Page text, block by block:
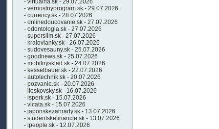
- virtualna.sk - 29.07.2026
- vernostnyprogram.sk - 29.07.2026
- currency.sk - 28.07.2026
- onlinedoucovanie.sk - 27.07.2026
- odontologia.sk - 27.07.2026
- superslim.sk - 27.07.2026
- kralovianky.sk - 26.07.2026
- sudovesauny.sk - 25.07.2026
- goodnews.sk - 25.07.2026
- mobilnysklad.sk - 24.07.2026
- kesselbauer.sk - 22.07.2026
- autotechnik.sk - 20.07.2026
- pozvanie.sk - 20.07.2026
- lieskovsky.sk - 16.07.2026
- isperk.sk - 15.07.2026
- vlcata.sk - 15.07.2026
- japonskezahrady.sk - 13.07.2026
- studentskefinancie.sk - 13.07.2026
- ipeople.sk - 12.07.2026